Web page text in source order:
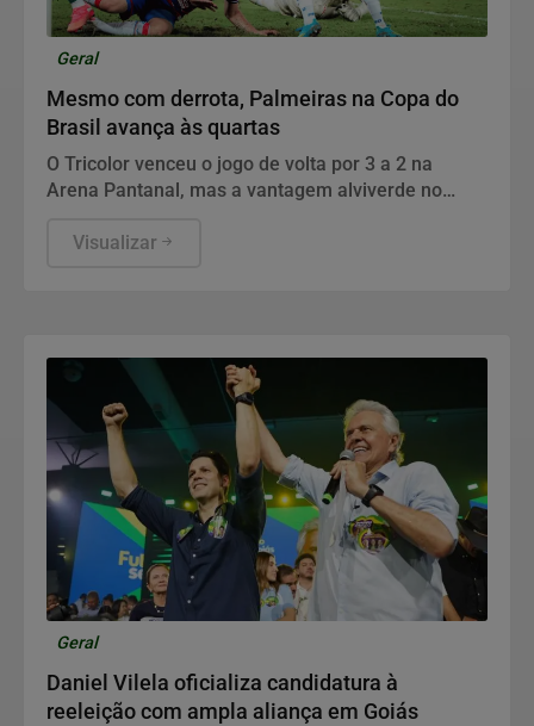
Geral
Mesmo com derrota, Palmeiras na Copa do
Brasil avança às quartas
O Tricolor venceu o jogo de volta por 3 a 2 na
Arena Pantanal, mas a vantagem alviverde no
paulista.
Visualizar
Geral
Daniel Vilela oficializa candidatura à
reeleição com ampla aliança em Goiás